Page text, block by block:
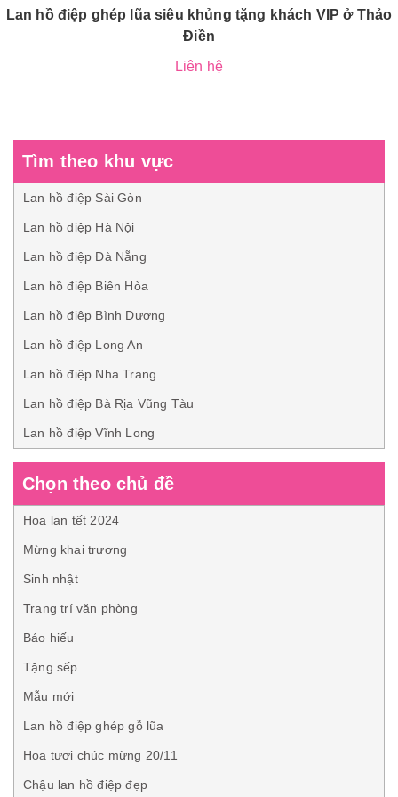
Lan hồ điệp ghép lũa siêu khủng tặng khách VIP ở Thảo
Điền
Liên hệ
Tìm theo khu vực
Lan hồ điệp Sài Gòn
Lan hồ điệp Hà Nội
Lan hồ điệp Đà Nẵng
Lan hồ điệp Biên Hòa
Lan hồ điệp Bình Dương
Lan hồ điệp Long An
Lan hồ điệp Nha Trang
Lan hồ điệp Bà Rịa Vũng Tàu
Lan hồ điệp Vĩnh Long
Chọn theo chủ đề
Hoa lan tết 2024
Mừng khai trương
Sinh nhật
Trang trí văn phòng
Báo hiếu
Tặng sếp
Mẫu mới
Lan hồ điệp ghép gỗ lũa
Hoa tươi chúc mừng 20/11
Chậu lan hồ điệp đẹp